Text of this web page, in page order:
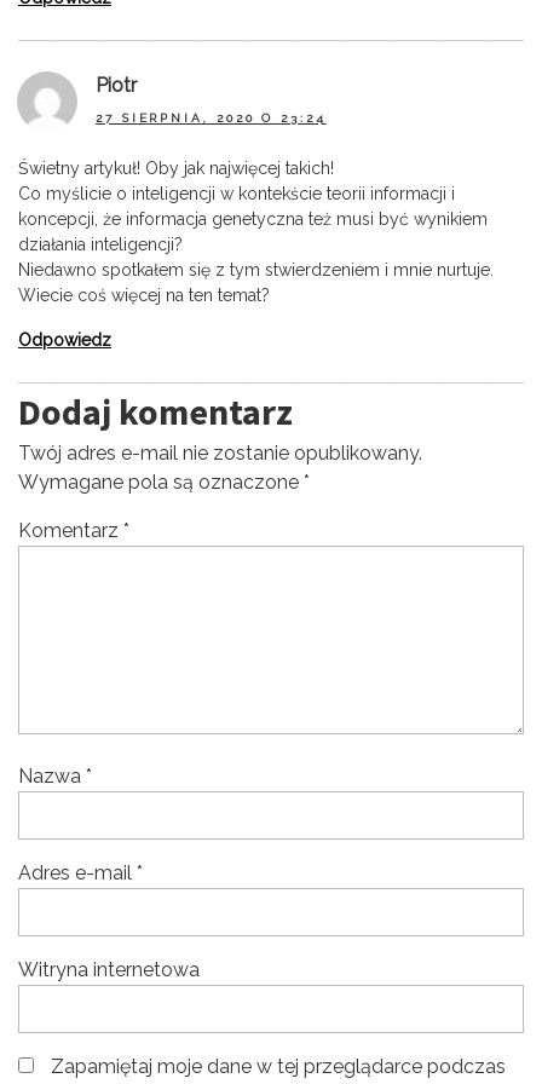
Piotr
27 SIERPNIA, 2020 O 23:24
Świetny artykuł! Oby jak najwięcej takich!
Co myślicie o inteligencji w kontekście teorii informacji i
koncepcji, że informacja genetyczna też musi być wynikiem
działania inteligencji?
Niedawno spotkałem się z tym stwierdzeniem i mnie nurtuje.
Wiecie coś więcej na ten temat?
Odpowiedz
Dodaj komentarz
Twój adres e-mail nie zostanie opublikowany.
Wymagane pola są oznaczone *
Komentarz *
Nazwa *
Adres e-mail *
Witryna internetowa
Zapamiętaj moje dane w tej przeglądarce podczas